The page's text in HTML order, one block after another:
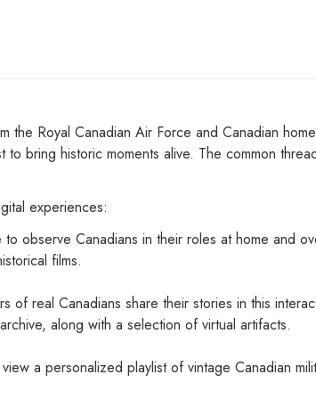
the Royal Canadian Air Force and Canadian
bring historic moments alive. The common
experiences:
to observe Canadians in their roles at home and
films.
of real Canadians share their stories in this
along with a selection of virtual artifacts.
a personalized playlist of vintage Canadian